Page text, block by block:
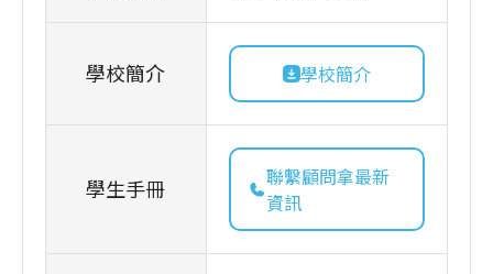
學校簡介 學校簡介
學生手冊
聯繫顧問拿最新
資訊